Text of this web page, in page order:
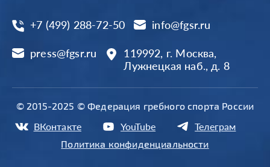
+7 (499) 288-72-50 info@fgsr.ru
press@fgsr.ru
119992, г. Москва,
Лужнецкая наб., д. 8
© 2015-2025 © Федерация гребного спорта России
Политика конфиденциальности
ВКонтакте YouTube Телеграм